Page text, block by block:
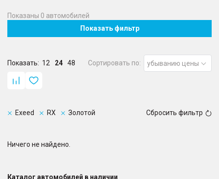
Показаны 0 автомобилей
Показать фильтр
Показать: 12 24 48 Сортировать по: убыванию цены
Exeed RX Золотой Сбросить фильтр
Ничего не найдено.
Каталог автомобилей в наличии